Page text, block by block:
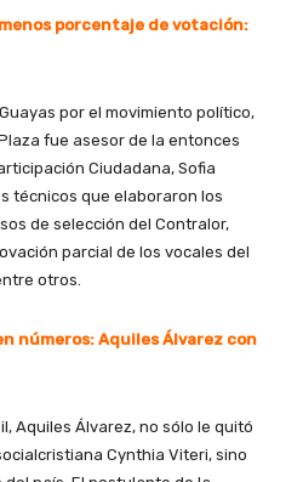
porcentaje de votación:
por el movimiento político,
fue asesor de la entonces
Ciudadana, Sofia
técnicos que elaboraron los
de selección del Contralor,
parcial de los vocales del
otros.
números: Aquiles Álvarez con
Aquiles Álvarez, no sólo le quitó
Cynthia Viteri, sino